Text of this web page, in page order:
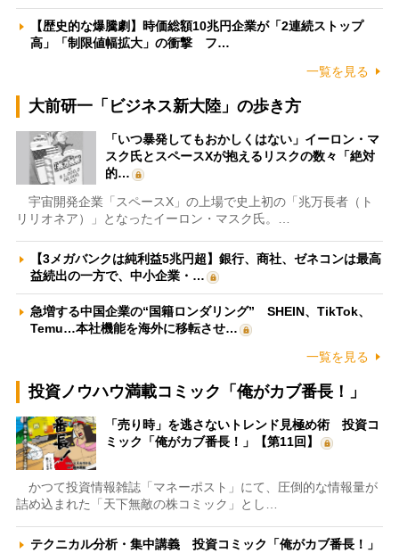
【歴史的な爆騰劇】時価総額10兆円企業が「2連続ストップ
高」「制限値幅拡大」の衝撃 フ…
一覧を見る
大前研一「ビジネス新大陸」の歩き方
「いつ暴発してもおかしくはない」イーロン・マ
スク氏とスペースXが抱えるリスクの数々「絶対
的…
宇宙開発企業「スペースX」の上場で史上初の「兆万長者（ト
リリオネア）」となったイーロン・マスク氏。…
【3メガバンクは純利益5兆円超】銀行、商社、ゼネコンは最高
益続出の一方で、中小企業・…
急増する中国企業の“国籍ロンダリング” SHEIN、TikTok、
Temu…本社機能を海外に移転させ…
一覧を見る
投資ノウハウ満載コミック「俺がカブ番長！」
「売り時」を逃さないトレンド見極め術 投資コ
ミック「俺がカブ番長！」【第11回】
かつて投資情報雑誌「マネーポスト」にて、圧倒的な情報量が
詰め込まれた「天下無敵の株コミック」とし…
テクニカル分析・集中講義 投資コミック「俺がカブ番長！」